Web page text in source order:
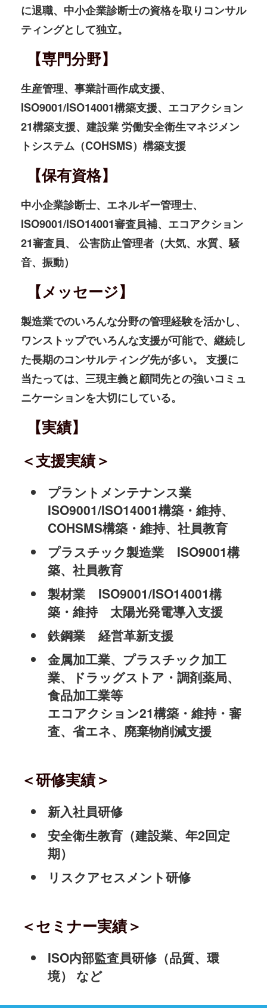
に退職、中小企業診断士の資格を取りコンサル
ティングとして独立。
【専門分野】
生産管理、事業計画作成支援、
ISO9001/ISO14001構築支援、エコアクション
21構築支援、建設業 労働安全衛生マネジメン
トシステム（COHSMS）構築支援
【保有資格】
中小企業診断士、エネルギー管理士、
ISO9001/ISO14001審査員補、エコアクション
21審査員、 公害防止管理者（大気、水質、騒
音、振動）
【メッセージ】
製造業でのいろんな分野の管理経験を活かし、
ワンストップでいろんな支援が可能で、継続し
た長期のコンサルティング先が多い。 支援に
当たっては、三現主義と顧問先との強いコミュ
ニケーションを大切にしている。
【実績】
＜支援実績＞
プラントメンテナンス業
ISO9001/ISO14001構築・維持、
COHSMS構築・維持、社員教育
プラスチック製造業 ISO9001構
築、社員教育
製材業 ISO9001/ISO14001構
築・維持 太陽光発電導入支援
鉄鋼業 経営革新支援
金属加工業、プラスチック加工
業、ドラッグストア・調剤薬局、
食品加工業等
エコアクション21構築・維持・審
査、省エネ、廃棄物削減支援
＜研修実績＞
新入社員研修
安全衛生教育（建設業、年2回定
期）
リスクアセスメント研修
＜セミナー実績＞
ISO内部監査員研修（品質、環
境） など